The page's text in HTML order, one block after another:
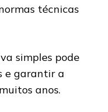
técnicas
simples pode
e garantir a
anos.